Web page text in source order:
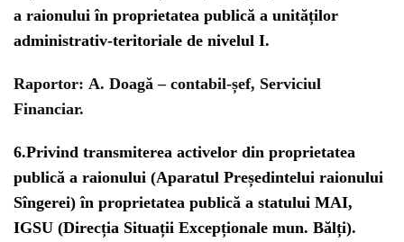
a raionului în proprietatea publică a unităților
administrativ-teritoriale de nivelul I.
Raportor: A. Doagă – contabil-șef, Serviciul
Financiar.
6.Privind transmiterea activelor din proprietatea
publică a raionului (Aparatul Președintelui raionului
Sîngerei) în proprietatea publică a statului MAI,
IGSU (Direcția Situații Excepționale mun. Bălți).